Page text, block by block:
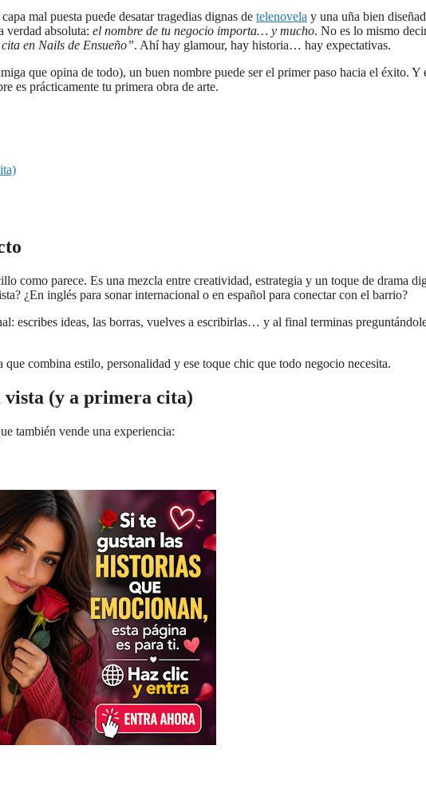
mal puesta puede desatar tragedias dignas de telenovela y una uña bien
verdad absoluta: el nombre de tu negocio importa… y mucho. No es lo mismo
en Nails de Ensueño”. Ahí hay glamour, hay historia… hay expectativas.
que opina de todo), un buen nombre puede ser el primer paso hacia el éxito. Y
es prácticamente tu primera obra de arte.
como parece. Es una mezcla entre creatividad, estrategia y un toque de drama
¿En inglés para sonar internacional o en español para conectar con el barrio?
escribes ideas, las borras, vuelves a escribirlas… y al final terminas
combina estilo, personalidad y ese toque chic que todo negocio necesita.
vista (y a primera cita)
también vende una experiencia: